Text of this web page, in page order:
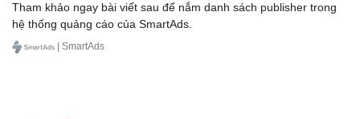
Tham khảo ngay bài viết sau để nắm danh sách publisher trong
hệ thống quảng cáo của SmartAds.
| SmartAds